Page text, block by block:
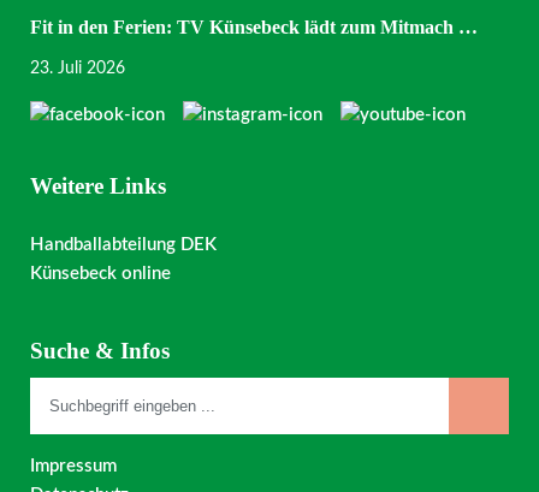
Fit in den Ferien: TV Künsebeck lädt zum Mitmach …
23. Juli 2026
Weitere Links
Handballabteilung DEK
Künsebeck online
Suche & Infos
Impressum